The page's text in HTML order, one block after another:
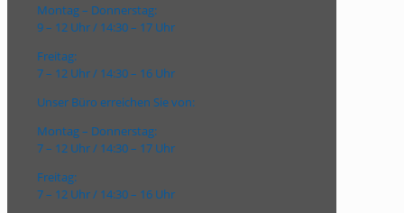
Montag – Donnerstag:
9 – 12 Uhr / 14:30 – 17 Uhr
Freitag:
7 – 12 Uhr / 14:30 – 16 Uhr
Unser Büro erreichen Sie von:
Montag – Donnerstag:
7 – 12 Uhr / 14:30 – 17 Uhr
Freitag:
7 – 12 Uhr / 14:30 – 16 Uhr